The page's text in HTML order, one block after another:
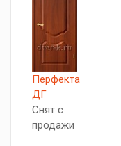
Перфекта
ДГ
Снят с
продажи